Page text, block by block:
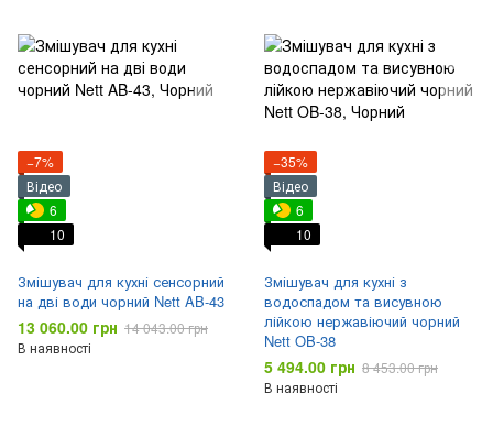
−7%
Відео
6
10
Змішувач для кухні сенсорний
на дві води чорний Nett AB-43
13 060.00 грн 14 043.00 грн
В наявності
−35%
Відео
6
10
Змішувач для кухні з
водоспадом та висувною
лійкою нержавіючий чорний
Nett OB-38
5 494.00 грн 8 453.00 грн
В наявності